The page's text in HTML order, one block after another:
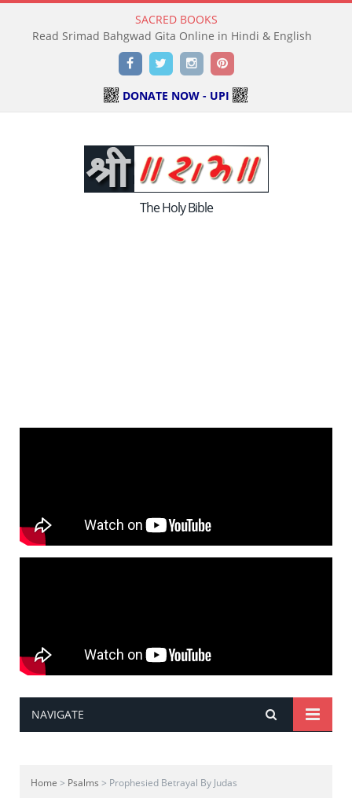
SACRED BOOKS
Read Srimad Bahgwad Gita Online in Hindi & English
FacebookTwitterInstagramPinterest
DONATE NOW - UPI
The Holy Bible
NAVIGATE
Home > Psalms > Prophesied Betrayal By Judas